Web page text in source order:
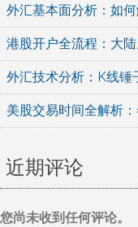
外汇基本面分析：如
港股开户全流程：大
外汇技术分析：K线锤
美股交易时间全解析
近期评论
您尚未收到任何评论。